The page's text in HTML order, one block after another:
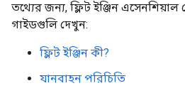
তথ্যের জন্য, ফ্লিট ইঞ্জিন এসেনশিয়াল
গাইডগুলি দেখুন:
ফ্লিট ইঞ্জিন কী?
যানবাহন পরিচিতি